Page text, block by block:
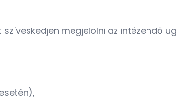
megjelölni az intézendő